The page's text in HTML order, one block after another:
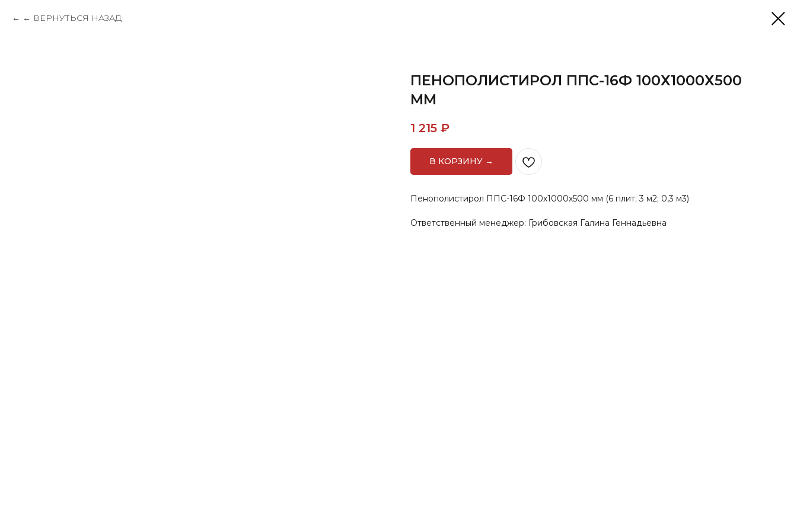
← ВЕРНУТЬСЯ НАЗАД
ПЕНОПОЛИСТИРОЛ ППС-16Ф 100Х1000Х500
ММ
1 215 ₽
В КОРЗИНУ →
Пенополистирол ППС-16Ф 100х1000х500 мм (6 плит; 3 м2; 0,3 м3)
Ответственный менеджер: Грибовская Галина Геннадьевна